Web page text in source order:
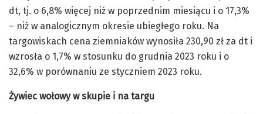
dt, tj. o 6,8% więcej niż w poprzednim miesiącu i o 17,3%
– niż w analogicznym okresie ubiegłego roku. Na
targowiskach cena ziemniaków wynosiła 230,90 zł za dt i
wzrosła o 1,7% w stosunku do grudnia 2023 roku i o
32,6% w porównaniu ze styczniem 2023 roku.
Żywiec wołowy w skupie i na targu